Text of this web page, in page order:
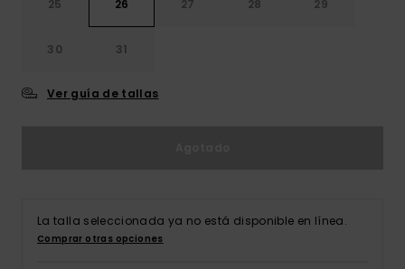
25 26 27 28 29
30 31
Ver guía de tallas
La talla seleccionada ya no está disponible en línea.
Comprar otras opciones